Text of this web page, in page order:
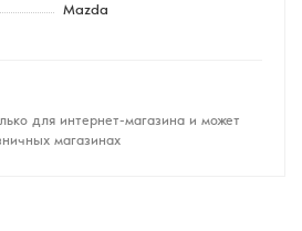
Mazda
для интернет-магазина и может
магазинах